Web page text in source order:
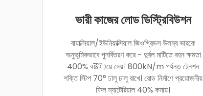
ভারী কাজের লোড ডিস্ট্রিবিউশন
বায়াক্সিয়াল/ইউনিয়াক্সিয়াল জিওগ্রিডস উলম্ব ভারকে
অনুভূমিকভাবে পুনর্বিতরণ করে - দুর্বল মাটিতে বহন ক্ষমতা
400% বढ়িয়ে দেয়। 800kN/m পর্যন্ত টেনশন
শক্তি স্টিপ 70° ঢালু চালু রাখে। রোড নির্মাণে প্রয়োজনীয়
ফিল ম্যাটেরিয়াল 40% কমায়।